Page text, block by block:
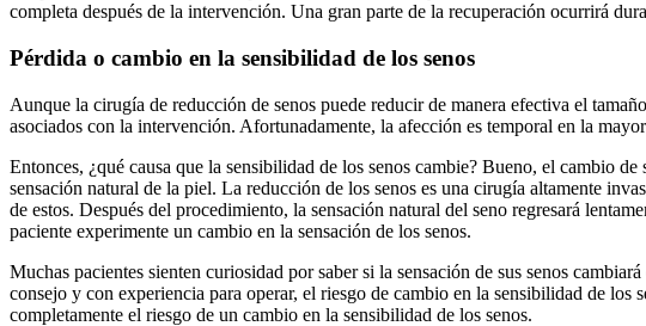
completa después de la intervención. Una gran parte de la recuperación ocurrirá
Pérdida o cambio en la sensibilidad de los senos
Aunque la cirugía de reducción de senos puede reducir de manera efectiva el
asociados con la intervención. Afortunadamente, la afección es temporal en la
Entonces, ¿qué causa que la sensibilidad de los senos cambie? Bueno, el cambio
sensación natural de la piel. La reducción de los senos es una cirugía altamente
de estos. Después del procedimiento, la sensación natural del seno regresará
paciente experimente un cambio en la sensación de los senos.
Muchas pacientes sienten curiosidad por saber si la sensación de sus senos
consejo y con experiencia para operar, el riesgo de cambio en la sensibilidad de
completamente el riesgo de un cambio en la sensibilidad de los senos.